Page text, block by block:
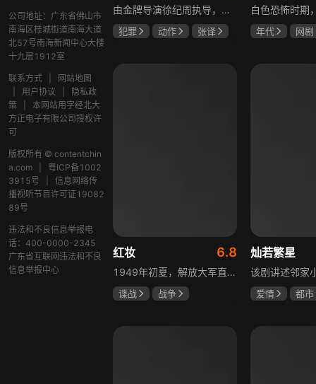
公司地址：广东省佛山市
南海区桂城街道南海大道
北57号南海新闻中心大楼
十九层1912室
联系方式
网站地图
用户协议
隐私政
策
本网站用字经北大
方正电子有限公司授权许
可
版权所有 © contentchin
a.com
粤ICP备1002
3915号
信息网络传
播视听节目许可证19082
89号
违法和不良信息举报电
话：400-0000-2345
广东省互联网违法和不良
信息举报中心
由金牌导演徐纪周执导，张译、张颂文、李一桐、张志坚、吴刚领衔主演，倪大红、韩童生、李建义特邀主演的中央政法委重点项目。一部扫黑除恶坚决斗争的回忆录，横跨20年的群像叙事全景式展现时代变迁下的黑白较量与复杂人性。
犯罪 动作
张译
年代
网剧
红妆 6.8
1949年初夏，解放大军直抵上海，国民党国防部保密局的中共地下党员邓家骥奉命撤往台湾，其妻同为地下党的沈荷因临产被留在上海。新中国成立之初，面对敌特的破坏活动，斗争形势严峻，沈荷隐藏真实身份，继续与敌人展开新一轮斗争，在隐秘战线坚守信仰，为新政权的稳定默默奉献。
谍战
战争
灿若繁星
爱情
都市